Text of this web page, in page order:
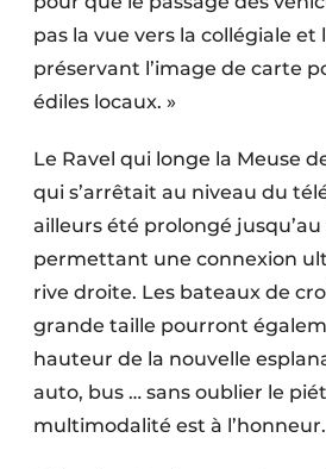
pas la vue vers la collégiale et
préservant l’image de carte
édiles locaux. »
Le Ravel qui longe la Meuse
qui s’arrêtait au niveau du
ailleurs été prolongé
permettant une connexion
rive droite. Les bateaux de
grande taille pourront
hauteur de la nouvelle
auto, bus … sans oublier le
multimodalité est à l’honneur.